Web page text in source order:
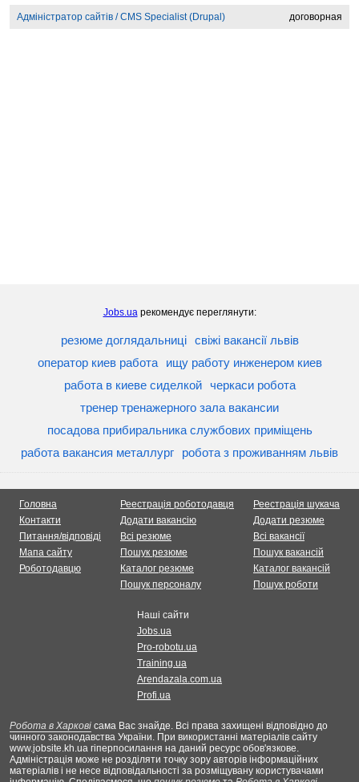
Адміністратор сайтів / CMS Specialist (Drupal) договорная
Jobs.uaрекомендує переглянути:
резюме доглядальниці
свіжі вакансії львів
оператор киев работа
ищу работу инженером киев
работа в киеве сиделкой
черкаси робота
тренер тренажерного зала вакансии
посадова прибиральника службових приміщень
работа вакансия металлург
робота з проживанням львів
Головна
Контакти
Питання/відповіді
Мапа сайту
Роботодавцю
Реестрація роботодавця
Додати вакансію
Всі резюме
Пошук резюме
Каталог резюме
Пошук персоналу
Реестрація шукача
Додати резюме
Всі вакансії
Пошук вакансій
Каталог вакансій
Пошук роботи
Наші сайти
Jobs.ua
Pro-robotu.ua
Training.ua
Arendazala.com.ua
Profi.ua
Робота в Харкові сама Вас знайде. Всі права захищені відповідно до
чинного законодавства України. При використанні матеріалів сайту
www.jobsite.kh.ua гіперпосилання на даний ресурс обов'язкове.
Адміністрація може не розділяти точку зору авторів інформаційних
матеріалів і не несе відповідальності за розміщувану користувачами